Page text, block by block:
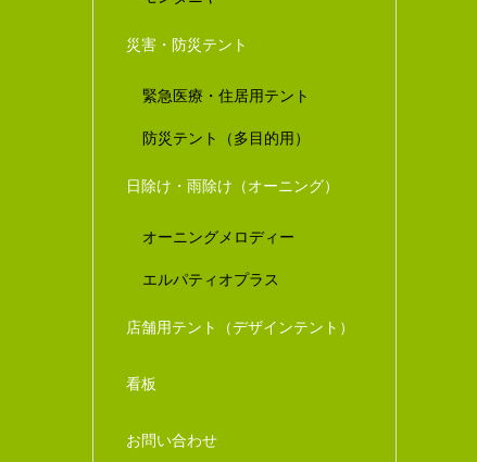
災害・防災テント
緊急医療・住居用テント
防災テント（多目的用）
日除け・雨除け（オーニング）
オーニングメロディー
エルパティオプラス
店舗用テント（デザインテント）
看板
お問い合わせ